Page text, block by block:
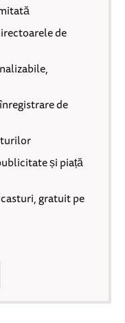
de
de
și piață
gratuit pe